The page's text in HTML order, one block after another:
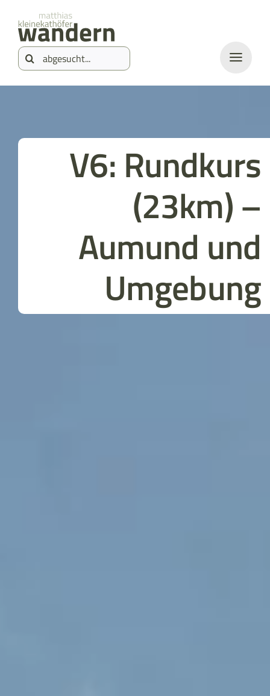
springen
Inhalt
springen
Suche
nach:
V6: Rundkurs
(23km) –
Aumund und
Umgebung